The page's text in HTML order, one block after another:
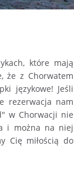
które mają
że z Chorwatem
językowe! Jeśli
rezerwacja nam
w Chorwacji nie
i można na niej
Cię miłością do